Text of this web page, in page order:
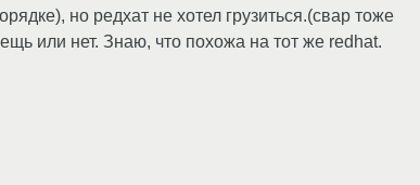
но редхат не хотел грузиться.(свар тоже
или нет. Знаю, что похожа на тот же redhat.